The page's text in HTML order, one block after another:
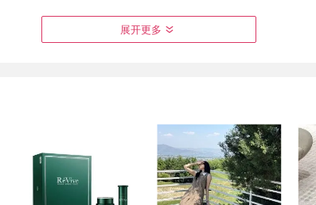
💝七夕礼物别只会送花🌹这
些时尚单品收到真的会开
Patagonia 终于舍得打折
啦！logo T恤€23、连帽夹
克€64
低至3折+叠8折！
运
球
了
全
展开更多